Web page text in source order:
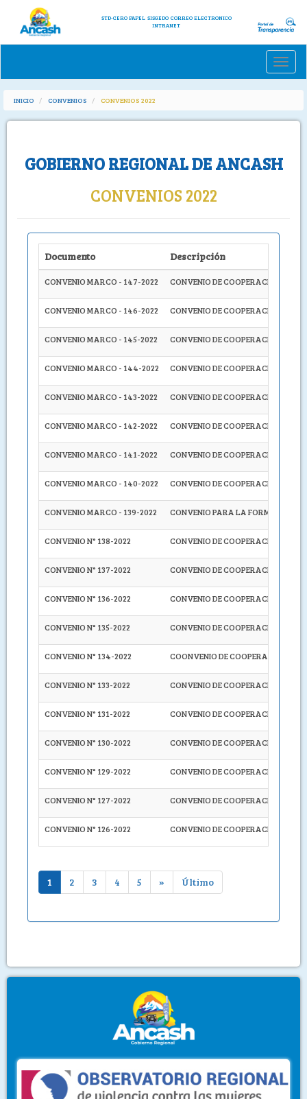
STD-CERO PAPEL SISGEDO CORREO ELECTRONICO
INTRANET
Toggle
INICIO CONVENIOS CONVENIOS 2022
GOBIERNO REGIONAL DE ANCASH
CONVENIOS 2022
Documento Descripción
CONVENIO MARCO - 147-2022 CONVENIO DE COOPERACIÓN
CONVENIO MARCO - 146-2022 CONVENIO DE COOPERACIÓN
CONVENIO MARCO - 145-2022 CONVENIO DE COOPERACIÓN
CONVENIO MARCO - 144-2022 CONVENIO DE COOPERACIÓN
CONVENIO MARCO - 143-2022 CONVENIO DE COOPERACIÓN
CONVENIO MARCO - 142-2022 CONVENIO DE COOPERACIÓN
CONVENIO MARCO - 141-2022 CONVENIO DE COOPERACIÓN
CONVENIO MARCO - 140-2022 CONVENIO DE COOPERACIÓN
CONVENIO MARCO - 139-2022 CONVENIO PARA LA
CONVENIO N° 138-2022 CONVENIO DE COOPERACIÓN
CONVENIO N° 137-2022 CONVENIO DE COOPERACIÓN
CONVENIO N° 136-2022 CONVENIO DE COOPERACIÓN
CONVENIO N° 135-2022 CONVENIO DE COOPERACIÓN
CONVENIO N° 134-2022 COONVENIO DE COOPERACIÓN
CONVENIO N° 133-2022 CONVENIO DE COOPERACIÓN
CONVENIO N° 131-2022 CONVENIO DE COOPERACIÓN
CONVENIO N° 130-2022 CONVENIO DE COOPERACIÓN
CONVENIO N° 129-2022 CONVENIO DE COOPERACIÓN
CONVENIO N° 127-2022 CONVENIO DE COOPERACIÓN
CONVENIO N° 126-2022 CONVENIO DE COOPERACIÓN
1 2 3 4 5 » Último